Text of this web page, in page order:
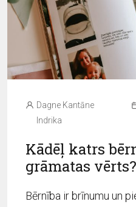
Dagne Kantāne
Indrika
Kādēļ katrs
grāmatas vērts?
Bērnība ir brīnumu un